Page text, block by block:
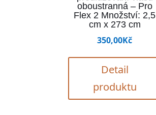
oboustranná – Pro
Flex 2 Množství: 2,5
cm x 273 cm
350,00Kč
Detail
produktu